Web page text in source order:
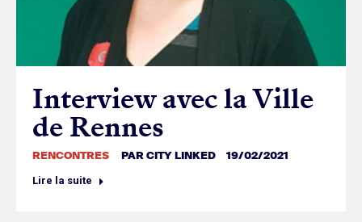
Interview avec la Ville
de Rennes
RENCONTRES PARCITY LINKED 19/02/2021
Lire la suite